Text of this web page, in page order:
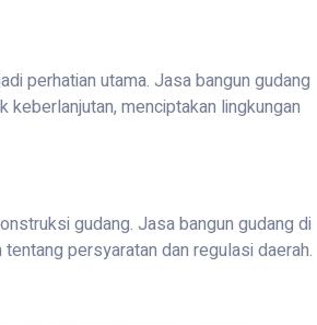
perhatian utama. Jasa bangun gudang
menciptakan lingkungan
gudang. Jasa bangun gudang di
persyaratan dan regulasi daerah.